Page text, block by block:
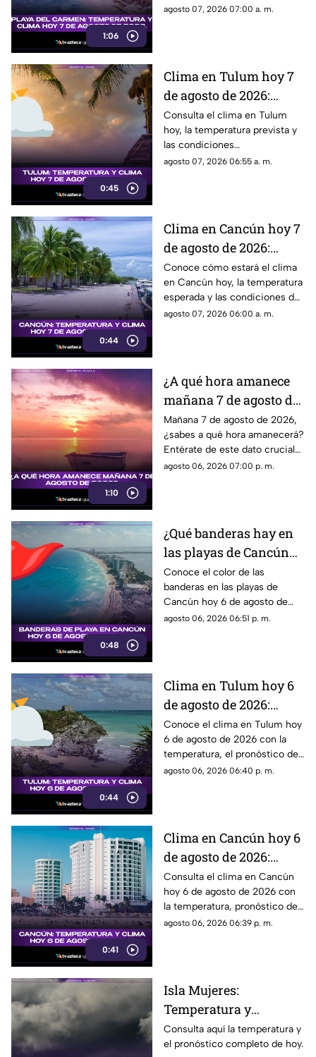
1:06
temperatura actual y las
agosto 07, 2026 07:00 a. m.
0:45
Clima en Tulum hoy 7
de agosto de 2026:
temperatura, lluvias y
pronóstico del tiempo
Consulta el clima en Tulum
hoy, la temperatura prevista y
las condiciones
meteorológicas para este 7 de
agosto 07, 2026 06:55 a. m.
0:44
Clima en Cancún hoy 7
de agosto de 2026:
temperatura, lluvias y
pronóstico del día
Conoce cómo estará el clima
en Cancún hoy, la temperatura
esperada y las condiciones del
tiempo para este 7 de agosto
agosto 07, 2026 06:00 a. m.
1:10
¿A qué hora amanece
mañana 7 de agosto de
2026?
Mañana 7 de agosto de 2026,
¿sabes a qué hora amanecerá?
Entérate de este dato crucial
en nuestra noticia. ¡No te lo
agosto 06, 2026 07:00 p. m.
0:48
¿Qué banderas hay en
las playas de Cancún
hoy 6 de agosto de
2026? Consulta el
reporte actualizado
Conoce el color de las
banderas en las playas de
Cancún hoy 6 de agosto de
2026 y qué significan para los
agosto 06, 2026 06:51 p. m.
0:44
Clima en Tulum hoy 6
de agosto de 2026:
temperatura,
pronóstico del tiempo y
sensación térmica
Conoce el clima en Tulum hoy
6 de agosto de 2026 con la
temperatura, el pronóstico del
tiempo y las condiciones
agosto 06, 2026 06:40 p. m.
0:41
Clima en Cancún hoy 6
de agosto de 2026:
temperatura,
pronóstico del tiempo y
sensación térmica
Consulta el clima en Cancún
hoy 6 de agosto de 2026 con
la temperatura, pronóstico del
tiempo y condiciones
agosto 06, 2026 06:39 p. m.
Isla Mujeres:
Temperatura y
pronóstico del clima
para hoy, 6 de agosto de
Consulta aquí la temperatura y
el pronóstico completo de hoy.